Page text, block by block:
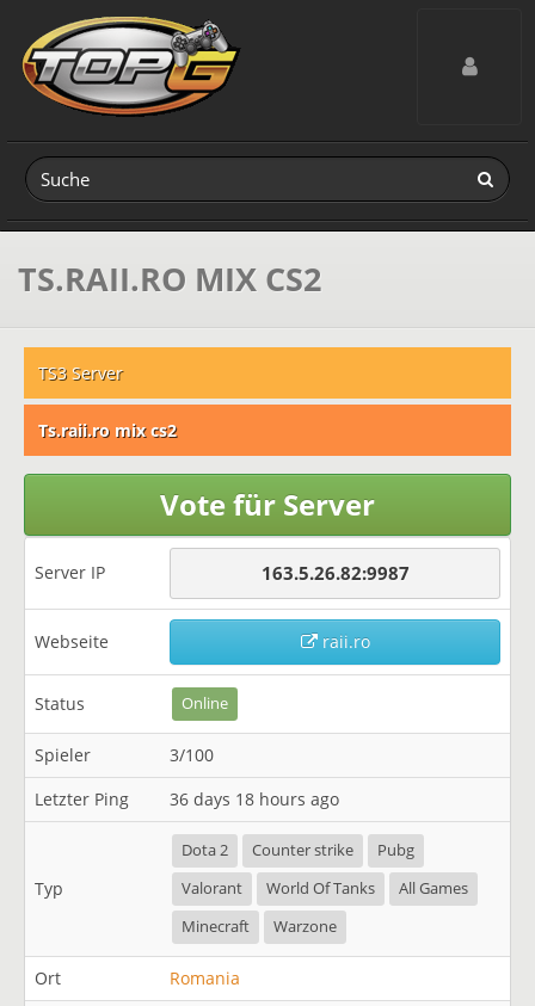
Toggle
TS.RAII.RO MIX CS2
TS3 Server
Ts.raii.ro mix cs2
Vote für Server
Server IP 163.5.26.82:9987
Webseite raii.ro
Status Online
Spieler
3/100
Letzter Ping
36 days 18 hours ago
Typ
Dota 2 Counter strike
Pubg
Valorant
World Of Tanks
All Games
Minecraft
Warzone
Ort Romania